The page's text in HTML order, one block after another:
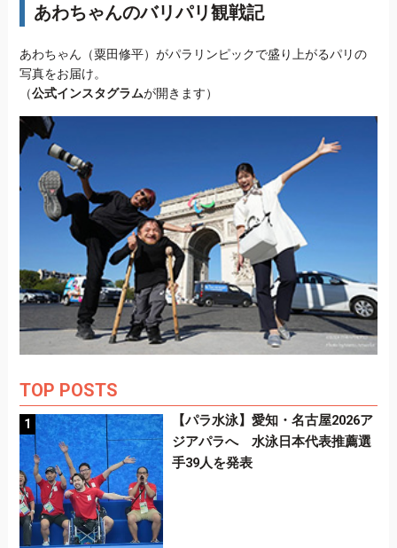
あわちゃんのバリパリ観戦記
あわちゃん（粟田修平）がパラリンピックで盛り上がるパリの
写真をお届け。
（公式インスタグラムが開きます）
TOP POSTS
【パラ水泳】愛知・名古屋2026ア
ジアパラへ 水泳日本代表推薦選
手39人を発表